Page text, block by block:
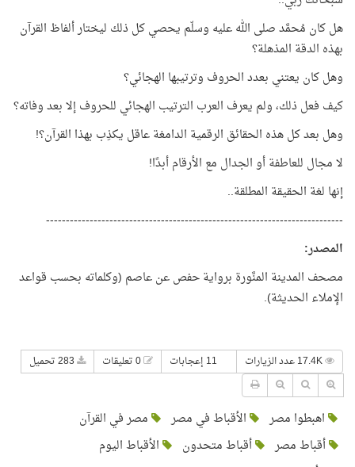
هل كان مُحمَّد صلى الله عليه وسلّم يحصي كل ذلك ليختار ألفاظ القرآن
بهذه الدقة المذهلة؟
وهل كان يعتني بعدد الحروف وترتيبها الهجائي؟
كيف فعل ذلك، ولم يعرف العرب الترتيب الهجائي للحروف إلا بعد وفاته؟
وهل بعد كل هذه الحقائق الرقمية الدامغة عاقل يكذِب بهذا القرآن؟!
لا مجال للعاطفة أو الجدال مع الأرقام أبدًا!
إنها لغة الحقيقة المطلقة..
---------------------------------------------------------------------------
المصدر:
مصحف المدينة المنَّورة برواية حفص عن عاصم (وكلماته بحسب قواعد
الإملاء الحديثة).
11 إعجابات
اهبطوا مصر الأقباط في مصر
مصر في القرآن
أقباط مصر
أقباط متحدون
الأقباط اليوم